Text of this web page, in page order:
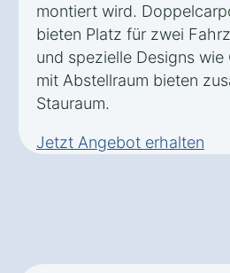
montiert wird.
bieten Platz für zwei
und spezielle Designs
mit Abstellraum bieten
Stauraum.
Jetzt Angebot erhalten